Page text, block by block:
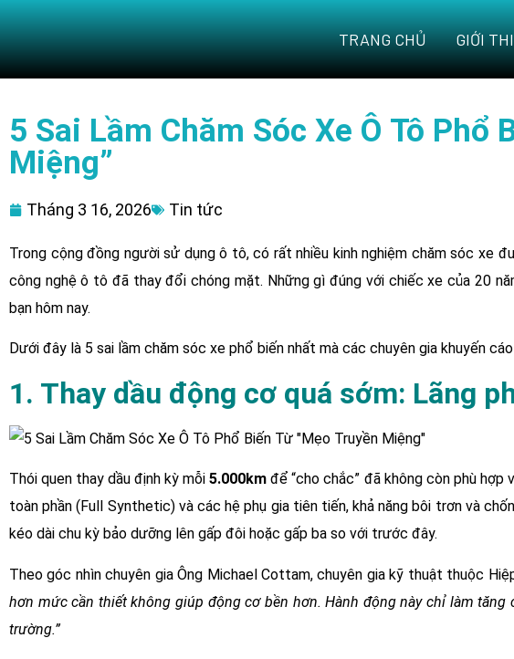
TRANG CHỦ GIỚI
5 Sai Lầm Chăm Sóc Xe Ô Tô Phổ
Miệng”
Tháng 3 16, 2026 Tin tức
Trong cộng đồng người sử dụng ô tô, có rất nhiều kinh nghiệm chăm sóc xe
công nghệ ô tô đã thay đổi chóng mặt. Những gì đúng với chiếc xe của 20
bạn hôm nay.
Dưới đây là 5 sai lầm chăm sóc xe phổ biến nhất mà các chuyên gia khuyến
1. Thay dầu động cơ quá sớm: Lãng
Thói quen thay dầu định kỳ mỗi5.000km để “cho chắc” đã không còn phù
toàn phần (Full Synthetic) và các hệ phụ gia tiên tiến, khả năng bôi trơn và
kéo dài chu kỳ bảo dưỡng lên gấp đôi hoặc gấp ba so với trước đây.
Theo góc nhìn chuyên gia Ông Michael Cottam, chuyên gia kỹ thuật thuộc
hơn mức cần thiết không giúp động cơ bền hơn. Hành động này chỉ làm
trường.”